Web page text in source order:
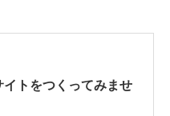
イトをつくってみませ